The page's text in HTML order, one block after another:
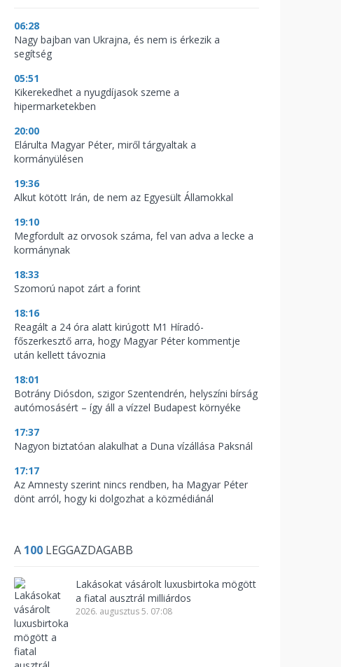
06:28
Nagy bajban van Ukrajna, és nem is érkezik a
segítség
05:51
Kikerekedhet a nyugdíjasok szeme a
hipermarketekben
20:00
Elárulta Magyar Péter, miről tárgyaltak a
kormányülésen
19:36
Alkut kötött Irán, de nem az Egyesült Államokkal
19:10
Megfordult az orvosok száma, fel van adva a lecke a
kormánynak
18:33
Szomorú napot zárt a forint
18:16
Reagált a 24 óra alatt kirúgott M1 Híradó-
főszerkesztő arra, hogy Magyar Péter kommentje
után kellett távoznia
18:01
Botrány Diósdon, szigor Szentendrén, helyszíni bírság
autómosásért – így áll a vízzel Budapest környéke
17:37
Nagyon biztatóan alakulhat a Duna vízállása Paksnál
17:17
Az Amnesty szerint nincs rendben, ha Magyar Péter
dönt arról, hogy ki dolgozhat a közmédiánál
A 100 LEGGAZDAGABB
Lakásokat vásárolt luxusbirtoka mögött
a fiatal ausztrál milliárdos
2026. augusztus 5. 07:08